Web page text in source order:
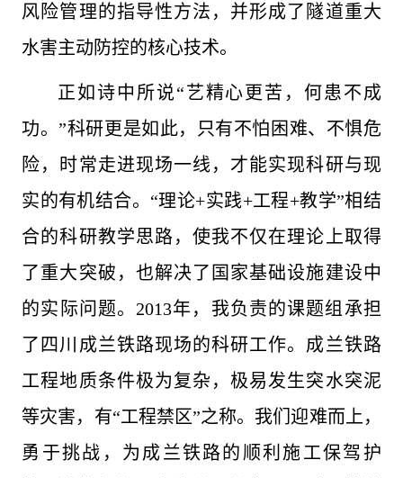
风险管理的指导性方法，并形成了隧道重大
水害主动防控的核心技术。
正如诗中所说“艺精心更苦，何患不成
功。”科研更是如此，只有不怕困难、不惧危
险，时常走进现场一线，才能实现科研与现
实的有机结合。“理论+实践+工程+教学”相结
合的科研教学思路，使我不仅在理论上取得
了重大突破，也解决了国家基础设施建设中
的实际问题。2013年，我负责的课题组承担
了四川成兰铁路现场的科研工作。成兰铁路
工程地质条件极为复杂，极易发生突水突泥
等灾害，有“工程禁区”之称。我们迎难而上，
勇于挑战，为成兰铁路的顺利施工保驾护